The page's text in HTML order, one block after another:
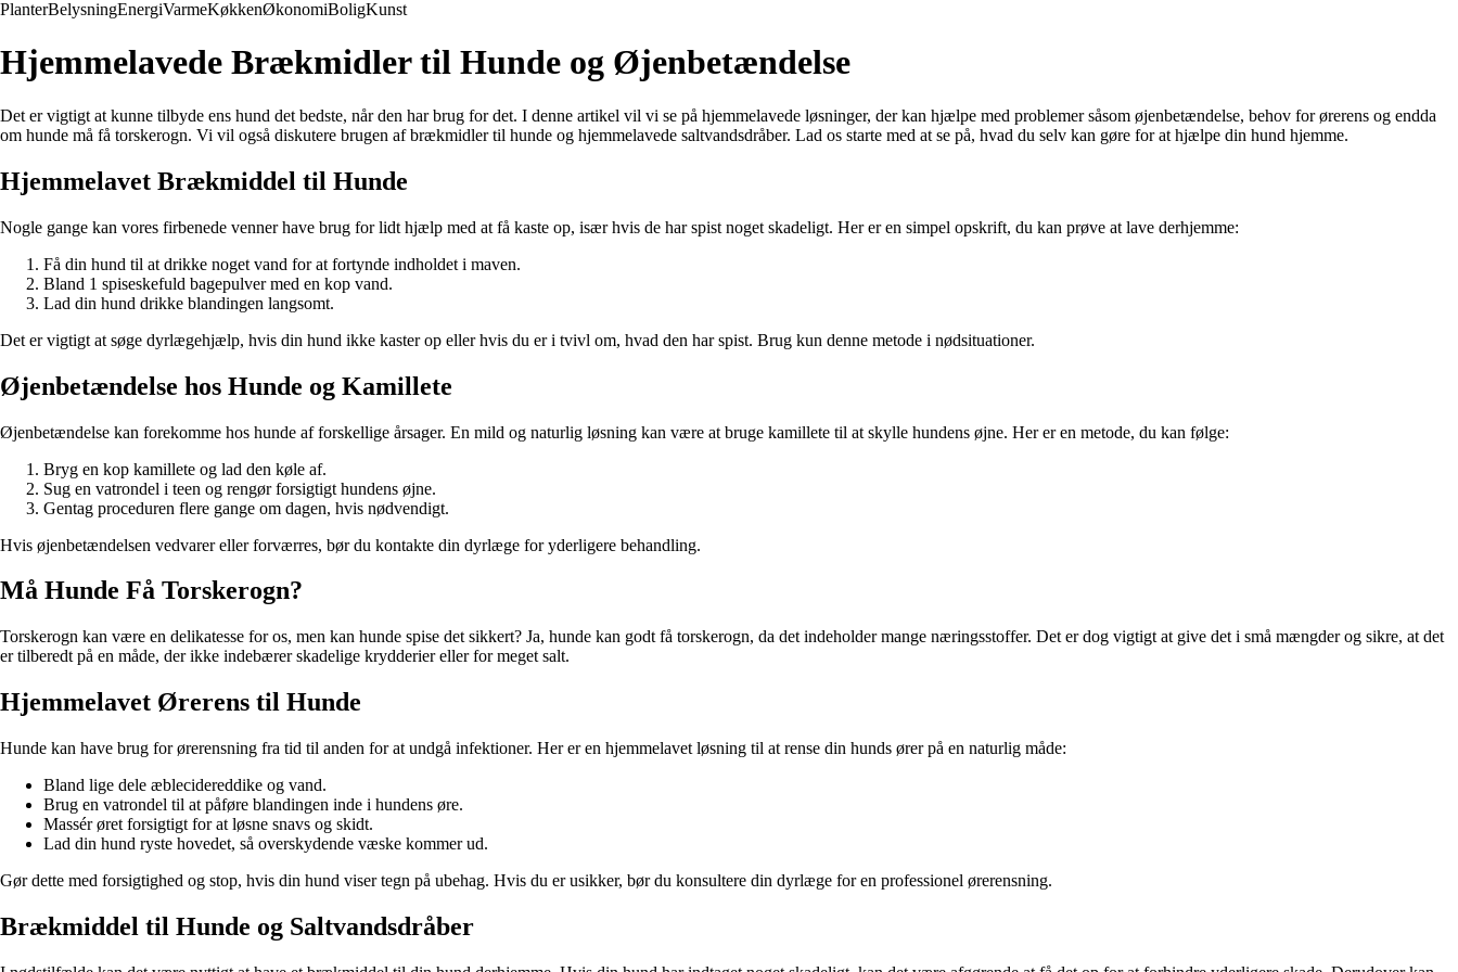
PlanterBelysningEnergiVarmeKøkkenØkonomiBoligKunst
Hjemmelavede Brækmidler til Hunde og Øjenbetændelse
Det er vigtigt at kunne tilbyde ens hund det bedste, når den har brug for det. I denne artikel vil vi se på hjemmelavede løsninger, der kan hjælpe med problemer såsom øjenbetændelse, behov for ørerens og endda
om hunde må få torskerogn. Vi vil også diskutere brugen af brækmidler til hunde og hjemmelavede saltvandsdråber. Lad os starte med at se på, hvad du selv kan gøre for at hjælpe din hund hjemme.
Hjemmelavet Brækmiddel til Hunde
Nogle gange kan vores firbenede venner have brug for lidt hjælp med at få kaste op, især hvis de har spist noget skadeligt. Her er en simpel opskrift, du kan prøve at lave derhjemme:
Få din hund til at drikke noget vand for at fortynde indholdet i maven.
Bland 1 spiseskefuld bagepulver med en kop vand.
Lad din hund drikke blandingen langsomt.
Det er vigtigt at søge dyrlægehjælp, hvis din hund ikke kaster op eller hvis du er i tvivl om, hvad den har spist. Brug kun denne metode i nødsituationer.
Øjenbetændelse hos Hunde og Kamillete
Øjenbetændelse kan forekomme hos hunde af forskellige årsager. En mild og naturlig løsning kan være at bruge kamillete til at skylle hundens øjne. Her er en metode, du kan følge:
Bryg en kop kamillete og lad den køle af.
Sug en vatrondel i teen og rengør forsigtigt hundens øjne.
Gentag proceduren flere gange om dagen, hvis nødvendigt.
Hvis øjenbetændelsen vedvarer eller forværres, bør du kontakte din dyrlæge for yderligere behandling.
Må Hunde Få Torskerogn?
Torskerogn kan være en delikatesse for os, men kan hunde spise det sikkert? Ja, hunde kan godt få torskerogn, da det indeholder mange næringsstoffer. Det er dog vigtigt at give det i små mængder og sikre, at det
er tilberedt på en måde, der ikke indebærer skadelige krydderier eller for meget salt.
Hjemmelavet Ørerens til Hunde
Hunde kan have brug for ørerensning fra tid til anden for at undgå infektioner. Her er en hjemmelavet løsning til at rense din hunds ører på en naturlig måde:
Bland lige dele æblecidereddike og vand.
Brug en vatrondel til at påføre blandingen inde i hundens øre.
Massér øret forsigtigt for at løsne snavs og skidt.
Lad din hund ryste hovedet, så overskydende væske kommer ud.
Gør dette med forsigtighed og stop, hvis din hund viser tegn på ubehag. Hvis du er usikker, bør du konsultere din dyrlæge for en professionel ørerensning.
Brækmiddel til Hunde og Saltvandsdråber